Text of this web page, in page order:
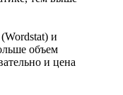
и
объем
и цена